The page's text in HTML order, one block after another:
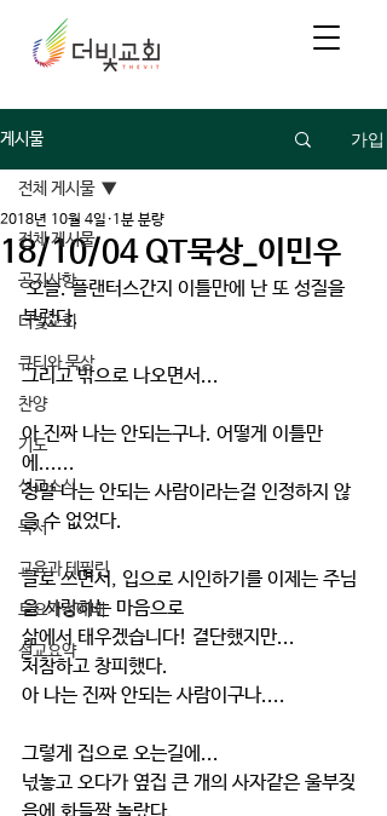
게시물 가입
전체 게시물
공지사항
더빛교회
큐티와 묵상
찬양
기도
선교소식
독서
교육과 테필린
토요가정예배
설교요약
전체 게시물
18/10/04 QT묵상_이민우
2018년 10월 4일 1분 분량
오늘. 플랜터스간지 이틀만에 난 또 성질을
부렸다.
그리고 밖으로 나오면서...
아 진짜 나는 안되는구나. 어떻게 이틀만
에......
정말 나는 안되는 사람이라는걸 인정하지 않
을 수 없었다.
글로 쓰면서, 입으로 시인하기를 이제는 주님
을 사랑하는 마음으로
삶에서 태우겠습니다! 결단했지만...
처참하고 창피했다.
아 나는 진짜 안되는 사람이구나....
그렇게 집으로 오는길에...
넋놓고 오다가 옆집 큰 개의 사자같은 울부짖